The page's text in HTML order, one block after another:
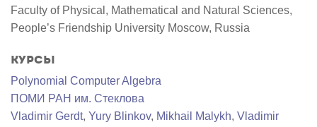
Войти
Faculty of Physical, Mathematical and Natural Sciences,
People’s Friendship University Moscow, Russia
Курсы
Polynomial Computer Algebra
ПОМИ РАН им. Стеклова
Vladimir Gerdt, Yury Blinkov, Mikhail Malykh, Vladimir